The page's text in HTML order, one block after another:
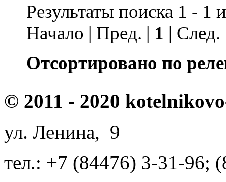
Результаты поиска 1 - 1
Начало | Пред. | 1 |
Отсортировано по
© 2011 - 2020
ул. Ленина, 9
тел.: +7 (84476) 3-31-96;